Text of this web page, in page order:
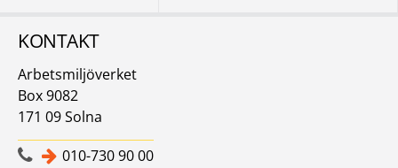
KONTAKT
Arbetsmiljöverket
Box 9082
171 09 Solna
010-730 90 00